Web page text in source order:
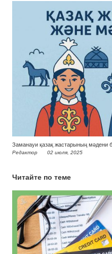
Заманауи қазақ жастарының мәдени
Редактор 02 июля, 2025
Читайте по теме